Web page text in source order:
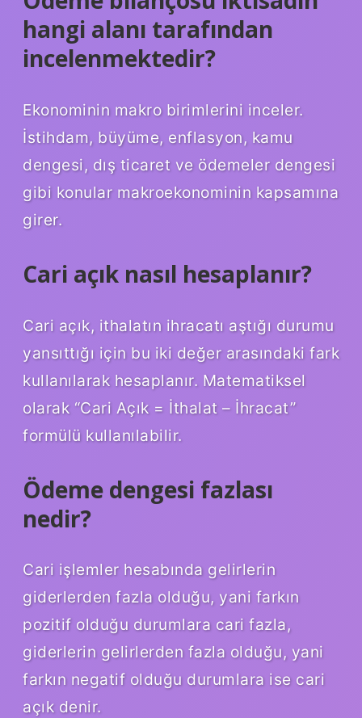
hangi alanı tarafından
incelenmektedir?
Ekonominin makro birimlerini inceler.
İstihdam, büyüme, enflasyon, kamu
dengesi, dış ticaret ve ödemeler dengesi
gibi konular makroekonominin kapsamına
girer.
Cari açık nasıl hesaplanır?
Cari açık, ithalatın ihracatı aştığı durumu
yansıttığı için bu iki değer arasındaki fark
kullanılarak hesaplanır. Matematiksel
olarak “Cari Açık = İthalat – İhracat”
formülü kullanılabilir.
Ödeme dengesi fazlası
nedir?
Cari işlemler hesabında gelirlerin
giderlerden fazla olduğu, yani farkın
pozitif olduğu durumlara cari fazla,
giderlerin gelirlerden fazla olduğu, yani
farkın negatif olduğu durumlara ise cari
açık denir.